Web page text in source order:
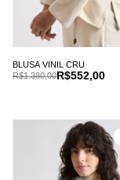
BLUSA VINIL CRU
R$552,00
R$1.380,00